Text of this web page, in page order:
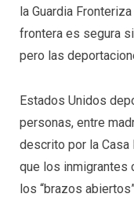
la Guardia
frontera es segura
pero las
Estados Unidos
personas, entre
descrito por la Casa
que los inmigrantes
los “brazos